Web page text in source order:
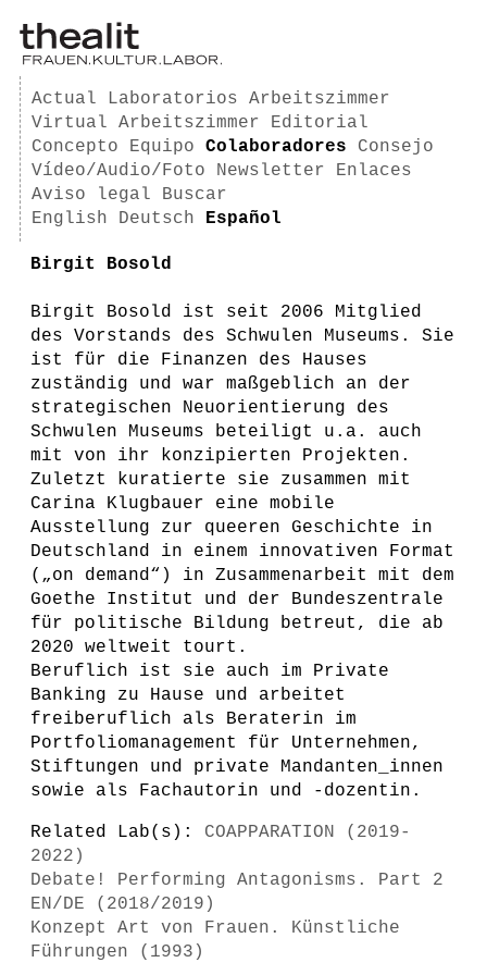
Actual Laboratorios
Arbeitszimmer
Virtual Arbeitszimmer
Editorial
Concepto
Equipo Colaboradores
Consejo
Vídeo/Audio/Foto
Newsletter
Enlaces
Aviso legal
Buscar
English
Deutsch Español
Birgit Bosold
Birgit Bosold ist seit 2006 Mitglied
des Vorstands des Schwulen Museums. Sie
ist für die Finanzen des Hauses
zuständig und war maßgeblich an der
strategischen Neuorientierung des
Schwulen Museums beteiligt u.a. auch
mit von ihr konzipierten Projekten.
Zuletzt kuratierte sie zusammen mit
Carina Klugbauer eine mobile
Ausstellung zur queeren Geschichte in
Deutschland in einem innovativen Format
(„on demand“) in Zusammenarbeit mit dem
Goethe Institut und der Bundeszentrale
für politische Bildung betreut, die ab
2020 weltweit tourt.
Beruflich ist sie auch im Private
Banking zu Hause und arbeitet
freiberuflich als Beraterin im
Portfoliomanagement für Unternehmen,
Stiftungen und private Mandanten_innen
sowie als Fachautorin und -dozentin.
Related Lab(s): COAPPARATION (2019-
2022)
Debate! Performing Antagonisms. Part 2
EN/DE (2018/2019)
Konzept Art von Frauen. Künstliche
Führungen (1993)